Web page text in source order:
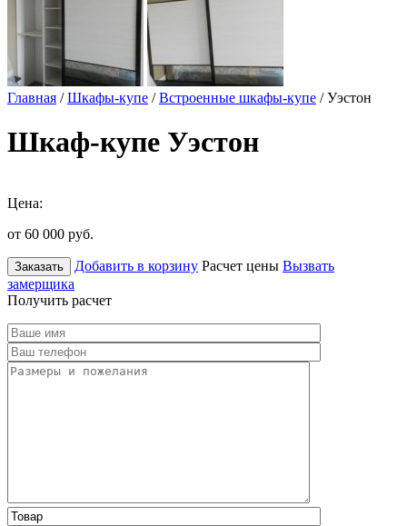
Главная /Шкафы-купе /Встроенные шкафы-купе / Уэстон
Шкаф-купе Уэстон
Цена:
от 60 000 руб.
Заказать Добавить в корзину Расчет цены Вызвать
замерщика
Получить расчет